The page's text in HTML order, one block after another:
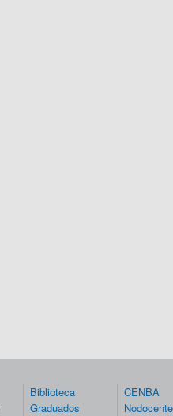
Biblioteca
Graduados
CENBA